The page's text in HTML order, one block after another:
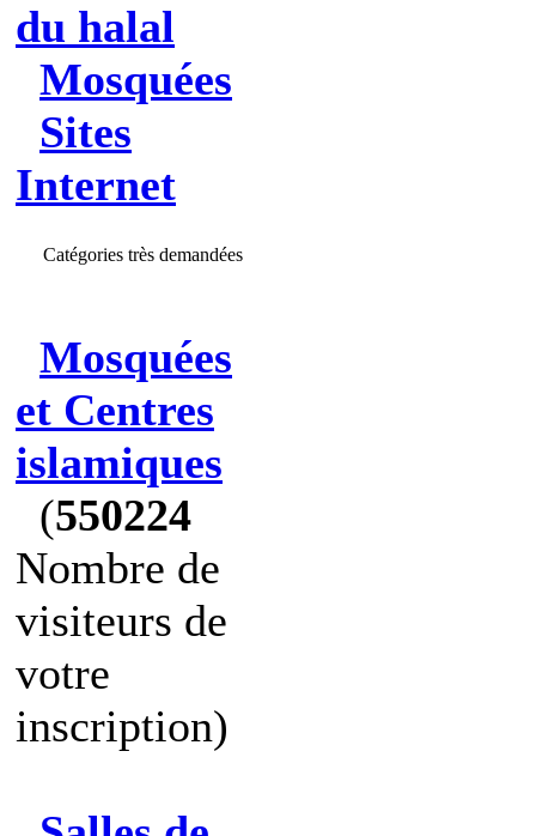
du halal
Mosquées
Sites
Internet
Catégories très demandées
Mosquées
et Centres
islamiques
(550224
Nombre de
visiteurs de
votre
inscription)